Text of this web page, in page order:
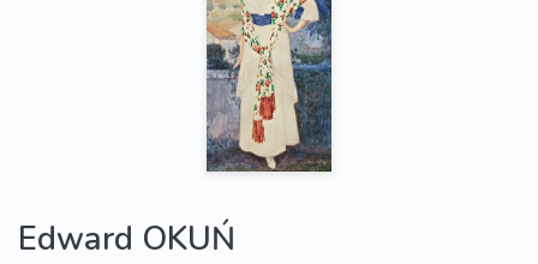
Edward OKUŃ